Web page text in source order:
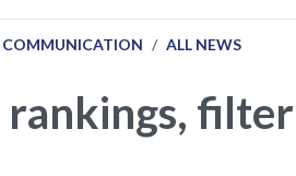
COMMUNICATION ALL NEWS
rankings,